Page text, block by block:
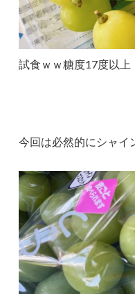
試食ｗｗ糖度17度以上
今回は必然的にシャイ